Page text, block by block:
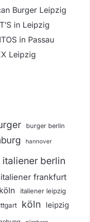
Burger Leipzig
in Leipzig
in Passau
Leipzig
burger berlin
hannover
italiener berlin
italiener frankfurt
italiener leipzig
köln leipzig